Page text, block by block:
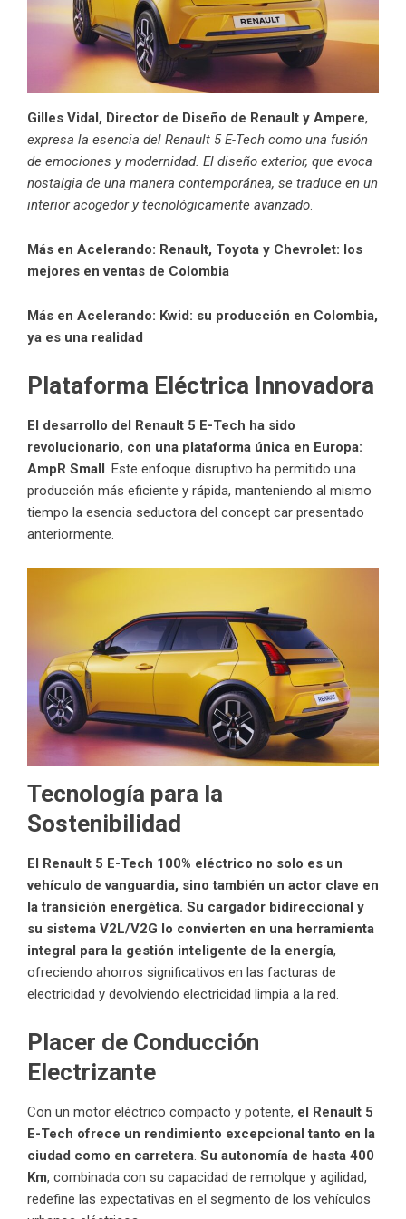
Gilles Vidal, Director de Diseño de Renault y Ampere,
expresa la esencia del Renault 5 E-Tech como una fusión
de emociones y modernidad. El diseño exterior, que evoca
nostalgia de una manera contemporánea, se traduce en un
interior acogedor y tecnológicamente avanzado.
Más en Acelerando: Renault, Toyota y Chevrolet: los
mejores en ventas de Colombia
Más en Acelerando: Kwid: su producción en Colombia,
ya es una realidad
Plataforma Eléctrica Innovadora
El desarrollo del Renault 5 E-Tech ha sido
revolucionario, con una plataforma única en Europa:
AmpR Small. Este enfoque disruptivo ha permitido una
producción más eficiente y rápida, manteniendo al mismo
tiempo la esencia seductora del concept car presentado
anteriormente.
Tecnología para la
Sostenibilidad
El Renault 5 E-Tech 100% eléctrico no solo es un
vehículo de vanguardia, sino también un actor clave en
la transición energética. Su cargador bidireccional y
su sistema V2L/V2G lo convierten en una herramienta
integral para la gestión inteligente de la energía,
ofreciendo ahorros significativos en las facturas de
electricidad y devolviendo electricidad limpia a la red.
Placer de Conducción
Electrizante
Con un motor eléctrico compacto y potente, el Renault 5
E-Tech ofrece un rendimiento excepcional tanto en la
ciudad como en carretera. Su autonomía de hasta 400
Km, combinada con su capacidad de remolque y agilidad,
redefine las expectativas en el segmento de los vehículos